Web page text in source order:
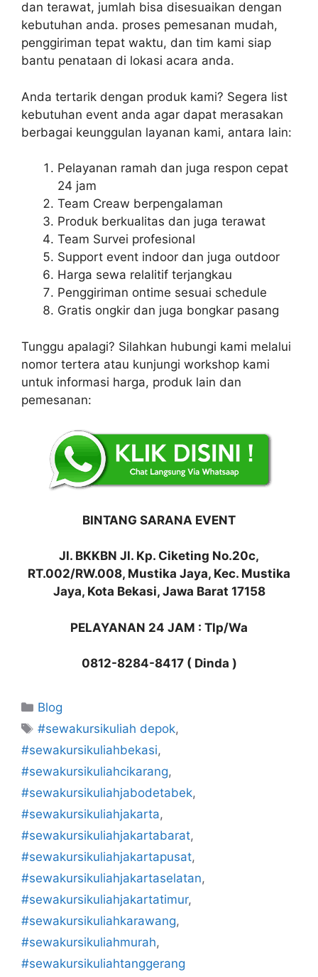
dan terawat, jumlah bisa disesuaikan dengan
kebutuhan anda. proses pemesanan mudah,
penggiriman tepat waktu, dan tim kami siap
bantu penataan di lokasi acara anda.
Anda tertarik dengan produk kami? Segera list
kebutuhan event anda agar dapat merasakan
berbagai keunggulan layanan kami, antara lain:
Pelayanan ramah dan juga respon cepat
24 jam
Team Creaw berpengalaman
Produk berkualitas dan juga terawat
Team Survei profesional
Support event indoor dan juga outdoor
Harga sewa relalitif terjangkau
Penggiriman ontime sesuai schedule
Gratis ongkir dan juga bongkar pasang
Tunggu apalagi? Silahkan hubungi kami melalui
nomor tertera atau kunjungi workshop kami
untuk informasi harga, produk lain dan
pemesanan:
BINTANG SARANA EVENT
Jl. BKKBN Jl. Kp. Ciketing No.20c,
RT.002/RW.008, Mustika Jaya, Kec. Mustika
Jaya, Kota Bekasi, Jawa Barat 17158
PELAYANAN 24 JAM : Tlp/Wa
0812-8284-8417 ( Dinda )
Kategori
Blog
Tag
#sewakursikuliah depok,
#sewakursikuliahbekasi,
#sewakursikuliahcikarang,
#sewakursikuliahjabodetabek,
#sewakursikuliahjakarta,
#sewakursikuliahjakartabarat,
#sewakursikuliahjakartapusat,
#sewakursikuliahjakartaselatan,
#sewakursikuliahjakartatimur,
#sewakursikuliahkarawang,
#sewakursikuliahmurah,
#sewakursikuliahtanggerang